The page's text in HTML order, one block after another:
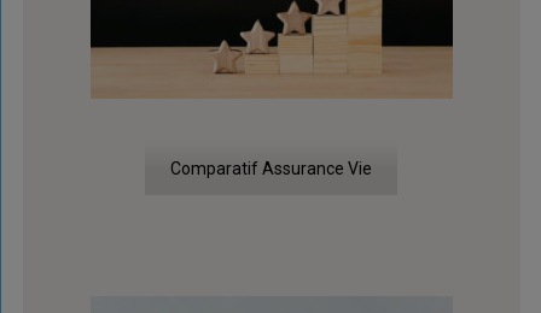
Comparatif Assurance Vie